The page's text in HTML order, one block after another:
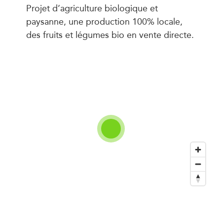
Projet d’agriculture biologique et
paysanne, une production 100% locale,
des fruits et légumes bio en vente directe.